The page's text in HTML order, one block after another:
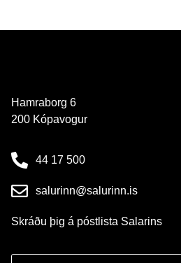
Hamraborg 6
200 Kópavogur
44 17 500
salurinn@salurinn.is
Skráðu þig á póstlista Salarins